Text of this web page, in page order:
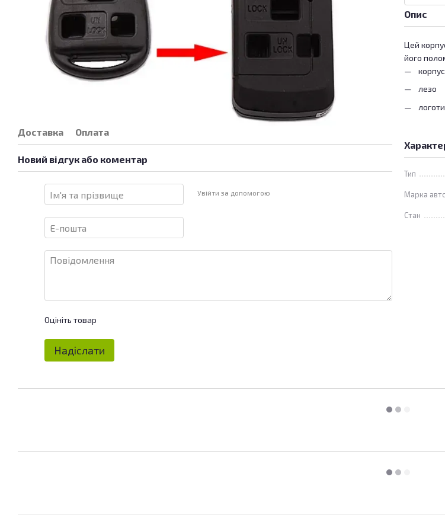
Доставка Оплата
Новий відгук або коментар
Увійти за допомогою
Оцініть товар
Надіслати
Опис
Цей
його
корпус
лезо
Тип
Марка
Стан